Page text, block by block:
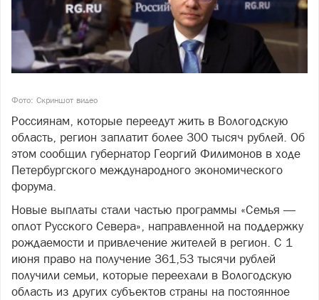
Фото: Скриншот видео
Россиянам, которые переедут жить в Вологодскую
область, регион заплатит более 300 тысяч рублей. Об
этом сообщил губернатор Георгий Филимонов в ходе
Петербургского международного экономического
форума.
Новые выплаты стали частью программы «Семья —
оплот Русского Севера», направленной на поддержку
рождаемости и привлечение жителей в регион. С 1
июня право на получение 361,53 тысячи рублей
получили семьи, которые переехали в Вологодскую
область из других субъектов страны на постоянное